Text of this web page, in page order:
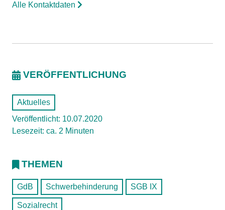
Alle Kontaktdaten
VERÖFFENTLICHUNG
Aktuelles
Veröffentlicht: 10.07.2020
Lesezeit: ca. 2 Minuten
THEMEN
GdB Schwerbehinderung SGB IX
Sozialrecht